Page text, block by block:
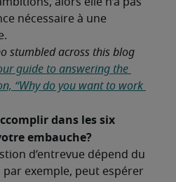
alors elle n’a pas
nécessaire à une
stumbled across this blog
guide to answering the
“Why do you want to work
dans les six
embauche?
d’entrevue dépend du
par exemple, peut espérer